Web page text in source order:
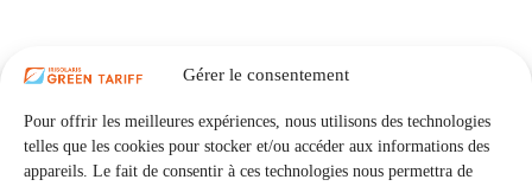
Gérer le consentement
Pour offrir les meilleures expériences, nous utilisons des technologies
telles que les cookies pour stocker et/ou accéder aux informations des
appareils. Le fait de consentir à ces technologies nous permettra de